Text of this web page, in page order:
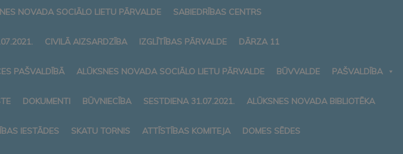
NOVADA SOCIĀLO LIETU PĀRVALDE SABIEDRĪBAS CENTRS
CIVILĀ AIZSARDZĪBA IZGLĪTĪBAS PĀRVALDE DĀRZA 11
PAŠVALDĪBĀ ALŪKSNES NOVADA SOCIĀLO LIETU PĀRVALDE BŪVVALDE PAŠVALDĪBA
DOKUMENTI BŪVNIECĪBA SESTDIENA 31.07.2021. ALŪKSNES NOVADA BIBLIOTĒKA
IESTĀDES SKATU TORNIS ATTĪSTĪBAS KOMITEJA DOMES SĒDES